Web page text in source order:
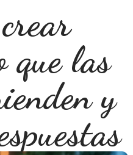
que las
y